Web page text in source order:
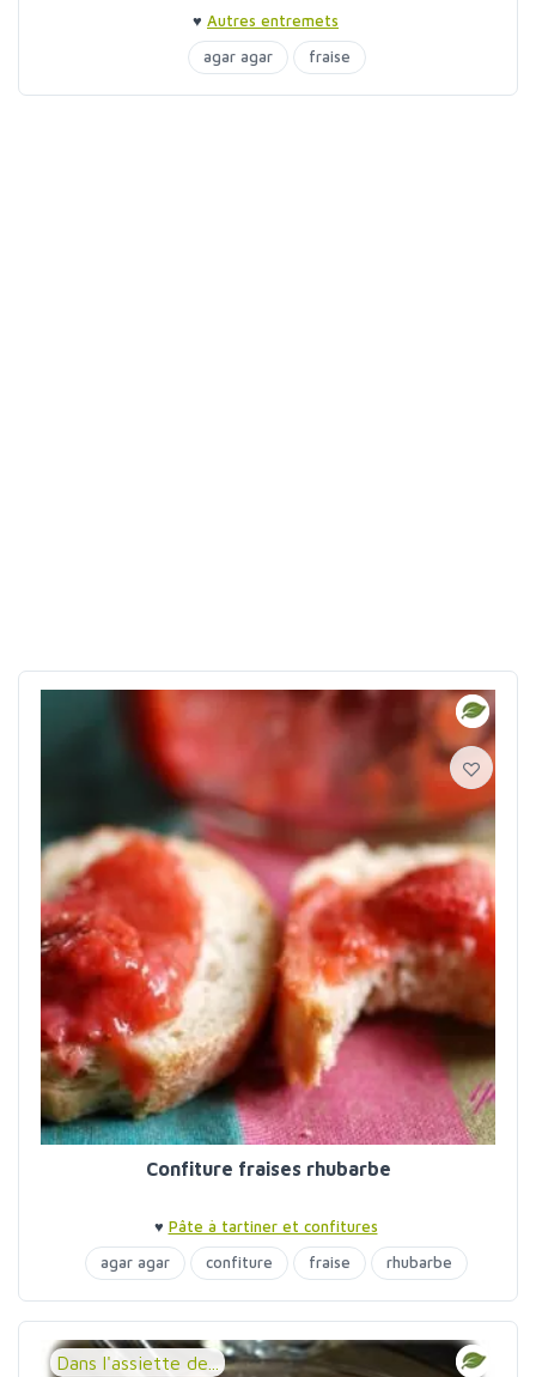
♥ Autres entremets
agar agar
fraise
Confiture fraises rhubarbe
♥ Pâte à tartiner et confitures
agar agar
confiture fraise rhubarbe
Dans l'assiette de...